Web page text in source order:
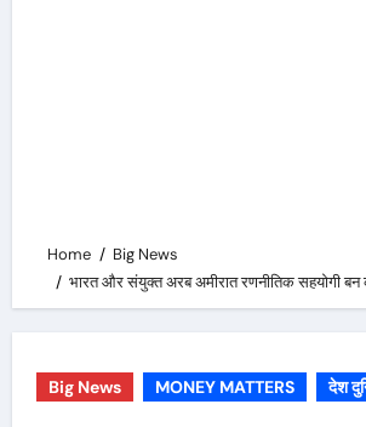
Home
Big News
भारत और संयुक्त अरब अमीरात रणनीतिक सहयोगी
Big News MONEY MATTERS देश